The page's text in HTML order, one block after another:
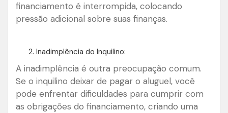
financiamento é interrompida, colocando
pressão adicional sobre suas finanças.
Inadimplência do Inquilino:
A inadimplência é outra preocupação comum.
Se o inquilino deixar de pagar o aluguel, você
pode enfrentar dificuldades para cumprir com
as obrigações do financiamento, criando uma